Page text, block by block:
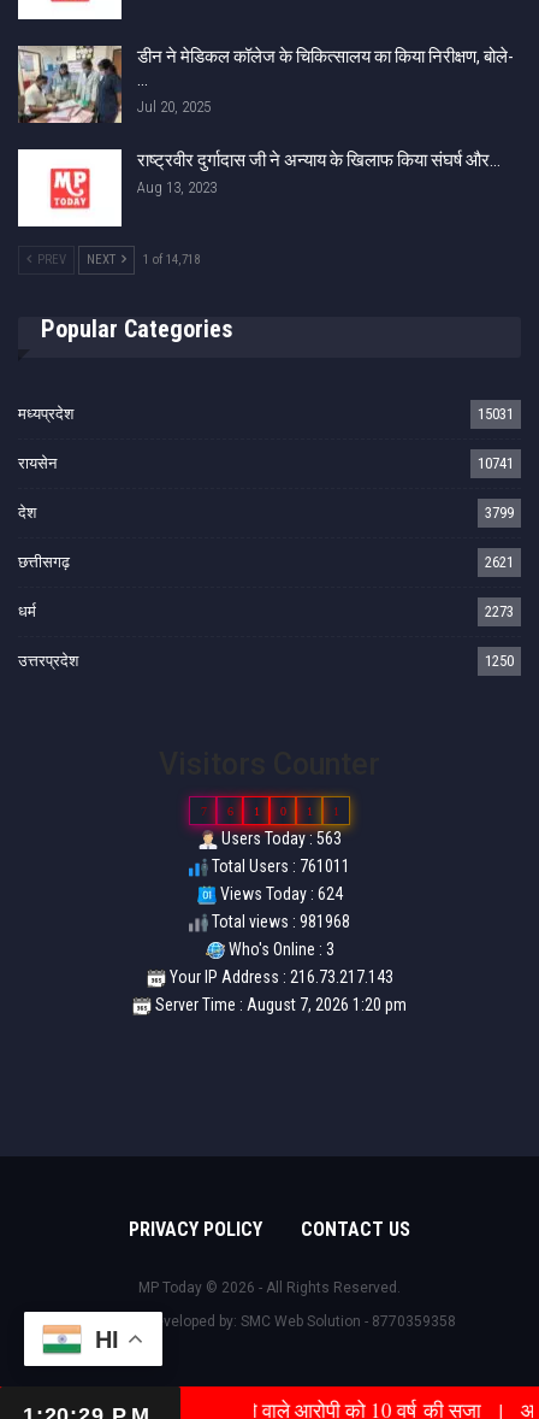
डीन ने मेडिकल कॉलेज के चिकित्सालय का किया निरीक्षण, बोले-
…
Jul 20, 2025
राष्ट्रवीर दुर्गादास जी ने अन्याय के खिलाफ किया संघर्ष और…
Aug 13, 2023
PREV NEXT 1 of 14,718
Popular Categories
मध्यप्रदेश 15031
रायसेन 10741
देश 3799
छत्तीसगढ़ 2621
धर्म 2273
उत्तरप्रदेश 1250
7 6 1 0 1 1
Users Today : 563
Total Users : 761011
Views Today : 624
Total views : 981968
Who's Online : 3
Your IP Address : 216.73.217.143
Server Time : August 7, 2026 1:20 pm
PRIVACY POLICY CONTACT US
MP Today © 2026 - All Rights Reserved.
Design & Developed by: SMC Web Solution - 8770359358
HI
हत्या का प्रयास करने वाले आरोपी को 10 वर्ष की सजा |
भारत के किसी भी क्षेत्र से जुड़ने के लिए इस नम्बर पर सम्पर्क करें- 9425036811